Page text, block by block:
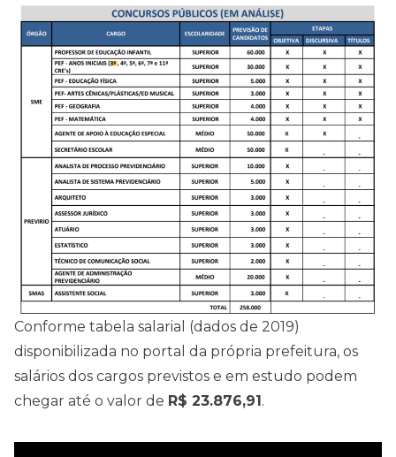
Conforme tabela salarial (dados de 2019)
disponibilizada no portal da própria prefeitura, os
salários dos cargos previstos e em estudo podem
chegar até o valor de R$ 23.876,91.